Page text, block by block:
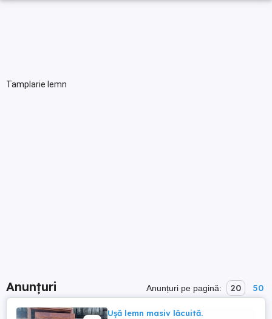
Tamplarie lemn
Anunțuri Anunțuri pe pagină: 20 50
Ușă lemn masiv lăcuită.